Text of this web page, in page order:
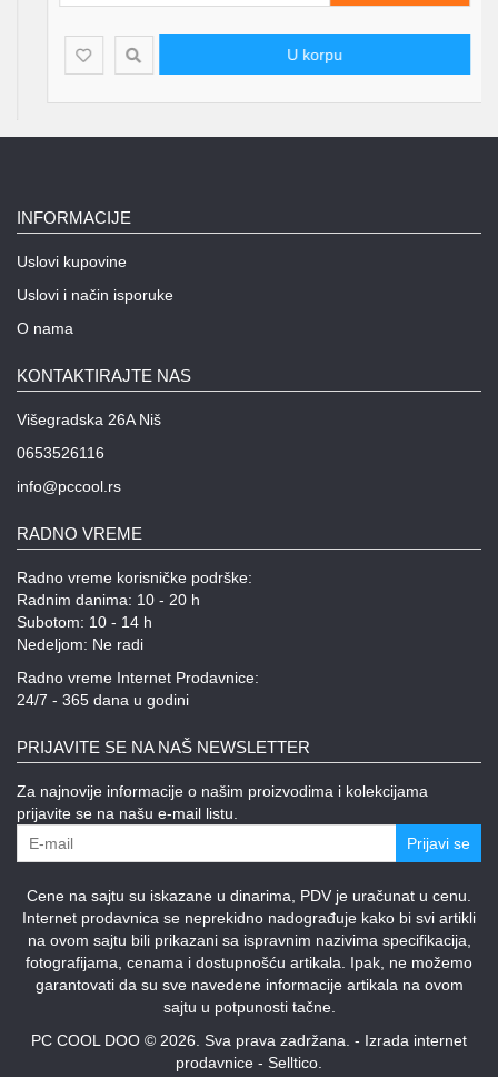
U korpu
INFORMACIJE
Uslovi kupovine
Uslovi i način isporuke
O nama
KONTAKTIRAJTE NAS
Višegradska 26A Niš
0653526116
info@pccool.rs
RADNO VREME
Radno vreme korisničke podrške:
Radnim danima: 10 - 20 h
Subotom: 10 - 14 h
Nedeljom: Ne radi
Radno vreme Internet Prodavnice:
24/7 - 365 dana u godini
PRIJAVITE SE NA NAŠ NEWSLETTER
Za najnovije informacije o našim proizvodima i kolekcijama
prijavite se na našu e-mail listu.
Prijavi se
Cene na sajtu su iskazane u dinarima, PDV je uračunat u cenu.
Internet prodavnica se neprekidno nadograđuje kako bi svi artikli
na ovom sajtu bili prikazani sa ispravnim nazivima specifikacija,
fotografijama, cenama i dostupnošću artikala. Ipak, ne možemo
garantovati da su sve navedene informacije artikala na ovom
sajtu u potpunosti tačne.
PC COOL DOO © 2026. Sva prava zadržana. - Izrada internet
prodavnice - Selltico.